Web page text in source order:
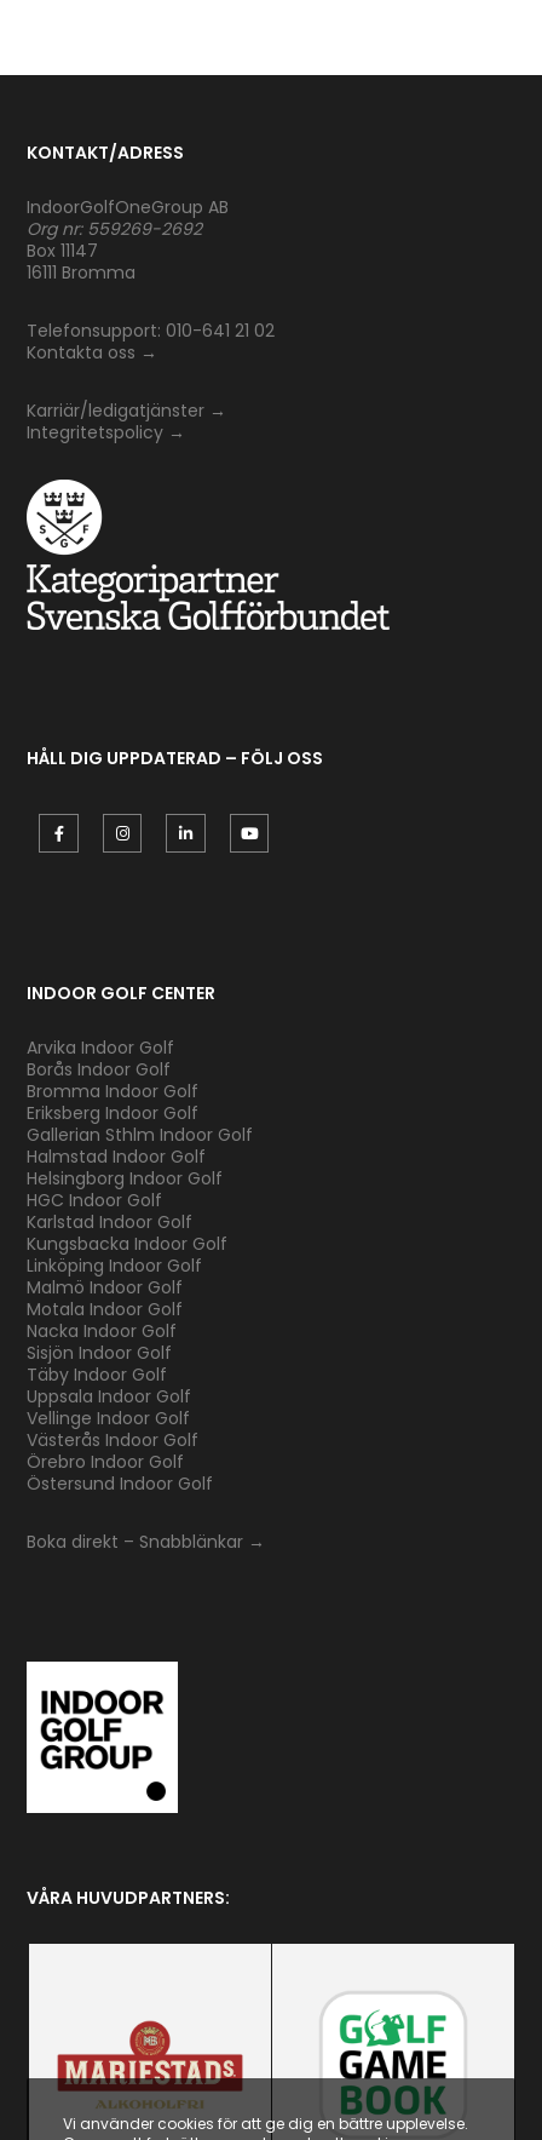
KONTAKT/ADRESS
IndoorGolfOneGroup AB
Org nr: 559269-2692
Box 11147
16111 Bromma
Telefonsupport: 010-641 21 02
Kontakta oss →
Karriär/ledigatjänster →
Integritetspolicy →
HÅLL DIG UPPDATERAD – FÖLJ OSS
INDOOR GOLF CENTER
Arvika Indoor Golf
Borås Indoor Golf
Bromma Indoor Golf
Eriksberg Indoor Golf
Gallerian Sthlm Indoor Golf
Halmstad Indoor Golf
Helsingborg Indoor Golf
HGC Indoor Golf
Karlstad Indoor Golf
Kungsbacka Indoor Golf
Linköping Indoor Golf
Malmö Indoor Golf
Motala Indoor Golf
Nacka Indoor Golf
Sisjön Indoor Golf
Täby Indoor Golf
Uppsala Indoor Golf
Vellinge Indoor Golf
Västerås Indoor Golf
Örebro Indoor Golf
Östersund Indoor Golf
Boka direkt – Snabblänkar →
VÅRA HUVUDPARTNERS:
Vi använder cookies för att ge dig en bättre upplevelse.